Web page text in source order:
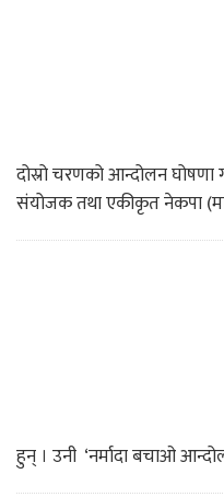
दोस्रो चरणको आन्दोलन घोषणा
संयोजक तथा एकीकृत नेकपा
हुन् । उनी ‘नर्मादा बचाओ